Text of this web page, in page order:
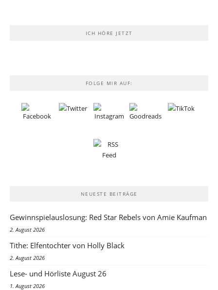
ICH HÖRE JETZT
FOLGE MIR AUF:
NEUESTE BEITRÄGE
Gewinnspielauslosung: Red Star Rebels von Amie Kaufman
2. August 2026
Tithe: Elfentochter von Holly Black
2. August 2026
Lese- und Hörliste August 26
1. August 2026